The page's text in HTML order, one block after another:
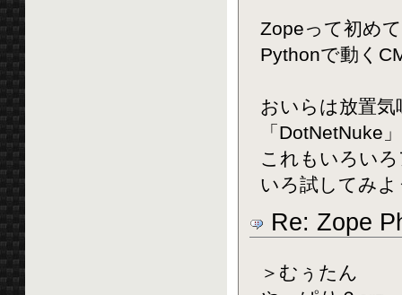
Zopeって初め
Pythonで動く
おいらは放置気
「DotNetNuke
これもいろい
いろ試してみ
Re: Zope
＞むぅたん